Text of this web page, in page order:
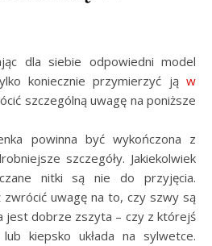
dla siebie odpowiedni model
koniecznie przymierzyć ją w
szczególną uwagę na poniższe
powinna być wykończona z
szczegóły. Jakiekolwiek
nitki są nie do przyjęcia.
uwagę na to, czy szwy są
jest dobrze zszyta – czy z którejś
kiepsko układa na sylwetce.